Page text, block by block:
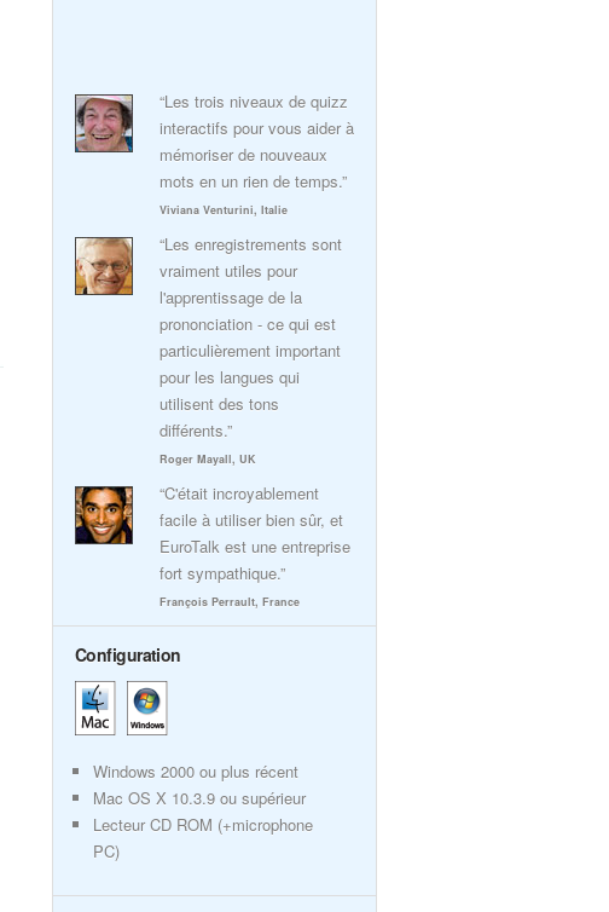
“Les trois niveaux de quizz
interactifs pour vous aider à
mémoriser de nouveaux
mots en un rien de temps.”
Viviana Venturini, Italie
“Les enregistrements sont
vraiment utiles pour
l'apprentissage de la
prononciation - ce qui est
particulièrement important
pour les langues qui
utilisent des tons
différents.”
Roger Mayall, UK
“C'était incroyablement
facile à utiliser bien sûr, et
EuroTalk est une entreprise
fort sympathique.”
François Perrault, France
Configuration
Windows 2000 ou plus récent
Mac OS X 10.3.9 ou supérieur
Lecteur CD ROM (+microphone
PC)